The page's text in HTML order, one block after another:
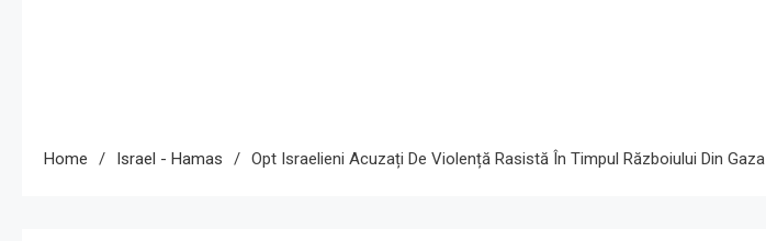
Home Israel - Hamas Opt Israelieni Acuzați De Violență Rasistă În Timpul Războiului Din Gaza